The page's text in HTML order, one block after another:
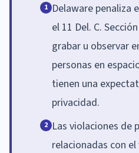
1 Delaware penaliza
el 11 Del. C.
grabar u observar
personas en
tienen una
privacidad.
2 Las violaciones de
relacionadas con